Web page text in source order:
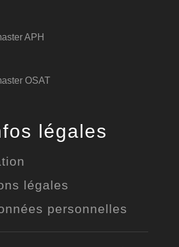
APH
OSAT
légales
légales
personnelles